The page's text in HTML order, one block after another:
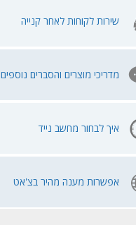
שירות לקוחות לאחר קנייה
מדריכי מוצרים והסברים נוספים
איך לבחור מחשב נייד
אפשרות מענה מהיר בצ'אט